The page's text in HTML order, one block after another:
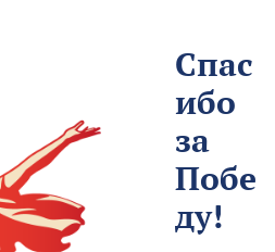
Спас
ибо
за
Побе
ду!